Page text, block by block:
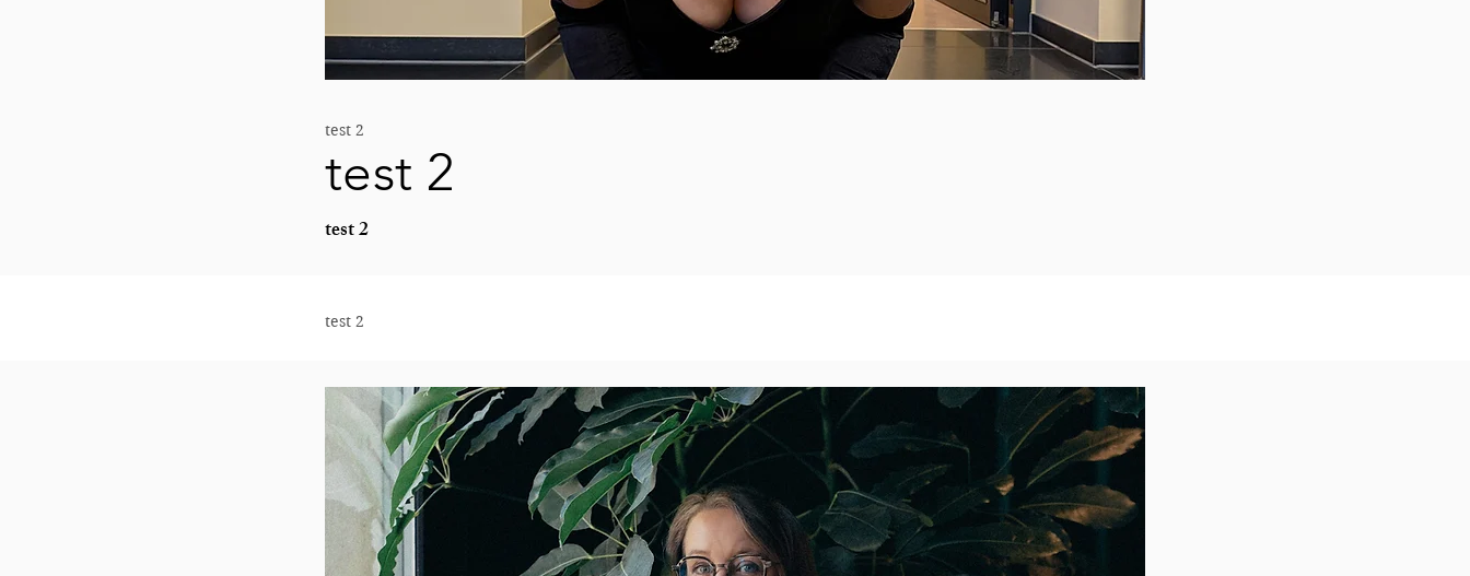
test 2
test 2
test 2
test 2